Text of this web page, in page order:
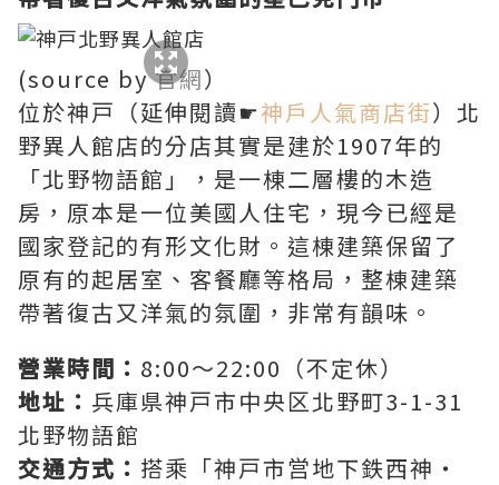
(source by官網）
位於神戸（延伸閱讀☛神戶人氣商店街）北
野異人館店的分店其實是建於1907年的
「北野物語館」，是一棟二層樓的木造
房，原本是一位美國人住宅，現今已經是
國家登記的有形文化財。這棟建築保留了
原有的起居室、客餐廳等格局，整棟建築
帶著復古又洋氣的氛圍，非常有韻味。
營業時間： 8:00～22:00（不定休）
地址： 兵庫県神戸市中央区北野町3-1-31
北野物語館
交通方式： 搭乘「神戸市営地下鉄西神・